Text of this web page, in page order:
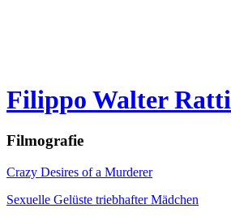
Filippo Walter Ratti
Filmografie
Crazy Desires of a Murderer
Sexuelle Gelüste triebhafter Mädchen